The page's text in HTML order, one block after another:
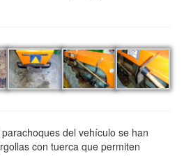
del vehículo se han
con tuerca que permiten